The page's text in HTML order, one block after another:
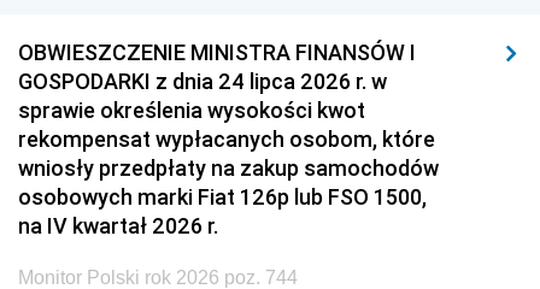
OBWIESZCZENIE MINISTRA FINANSÓW I
GOSPODARKI z dnia 24 lipca 2026 r. w
sprawie określenia wysokości kwot
rekompensat wypłacanych osobom, które
wniosły przedpłaty na zakup samochodów
osobowych marki Fiat 126p lub FSO 1500,
na IV kwartał 2026 r.
Monitor Polski rok 2026 poz. 744